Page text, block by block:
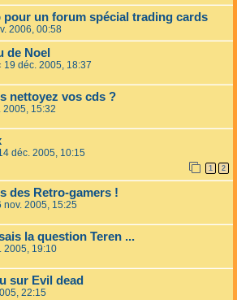
pour un forum spécial trading cards
2006, 00:58
de Noel
19 déc. 2005, 18:37
nettoyez vos cds ?
2005, 15:32
déc. 2005, 10:15
1 2
des Retro-gamers !
nov. 2005, 15:25
la question Teren ...
2005, 19:10
sur Evil dead
22:15